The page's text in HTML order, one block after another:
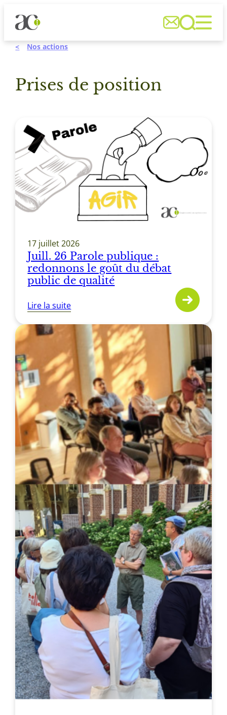

Nos actions
Prises de position
17 juillet 2026
Juill. 26 Parole publique :
redonnons le goût du débat
public de qualité
Lire la suite